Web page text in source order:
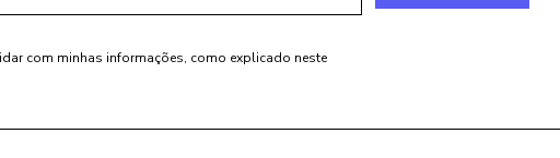
com minhas informações, como explicado neste